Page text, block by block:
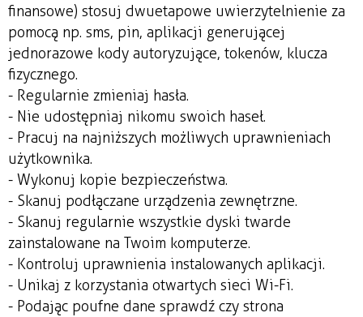
finansowe) stosuj dwuetapowe uwierzytelnienie za
pomocą np. sms, pin, aplikacji generującej
jednorazowe kody autoryzujące, tokenów, klucza
fizycznego.
- Regularnie zmieniaj hasła.
- Nie udostępniaj nikomu swoich haseł.
- Pracuj na najniższych możliwych uprawnieniach
użytkownika.
- Wykonuj kopie bezpieczeństwa.
- Skanuj podłączane urządzenia zewnętrzne.
- Skanuj regularnie wszystkie dyski twarde
zainstalowane na Twoim komputerze.
- Kontroluj uprawnienia instalowanych aplikacji.
- Unikaj z korzystania otwartych sieci Wi-Fi.
- Podając poufne dane sprawdź czy strona